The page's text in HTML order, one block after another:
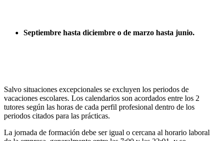
Septiembre hasta diciembre o de marzo hasta junio.
Salvo situaciones excepcionales se excluyen los periodos de
vacaciones escolares. Los calendarios son acordados entre los 2
tutores según las horas de cada perfil profesional dentro de los
periodos citados para las prácticas.
La jornada de formación debe ser igual o cercana al horario laboral